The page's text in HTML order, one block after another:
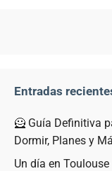
Entradas
🦸 Guía Definitiva
Dormir, Planes y
Un día en Toulouse